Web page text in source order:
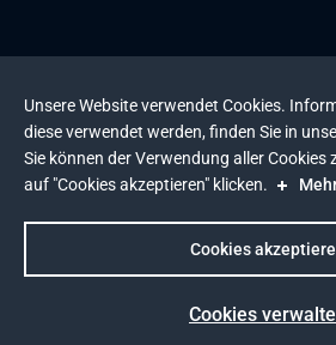
Datenschutzerklärungund dieCookie-Richtlinie
Diese Website wird durch reCAPTCHA
gelten die Datenschutzerklärungund die
Nutzungsbedingungen von Google.
Impressum
Unsere Website verwendet Cookies.
diese verwendet werden, finden Sie in
Sie können der Verwendung aller Cookies
auf "Cookies akzeptieren" klicken.
Cookies
Cookies